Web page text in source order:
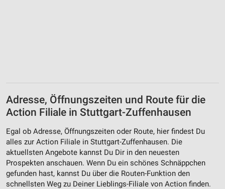
Adresse, Öffnungszeiten und Route für die
Action Filiale in Stuttgart-Zuffenhausen
Egal ob Adresse, Öffnungszeiten oder Route, hier findest Du
alles zur Action Filiale in Stuttgart-Zuffenhausen. Die
aktuellsten Angebote kannst Du Dir in den neuesten
Prospekten anschauen. Wenn Du ein schönes Schnäppchen
gefunden hast, kannst Du über die Routen-Funktion den
schnellsten Weg zu Deiner Lieblings-Filiale von Action finden.